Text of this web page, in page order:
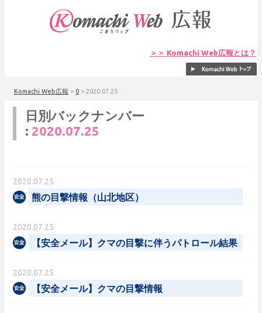
＞＞ Komachi Web広報とは？
Komachi Web広報 > 0 > 2020.07.25
日別バックナンバー
: 2020.07.25
2020.07.25
熊の目撃情報（山北地区）
2020.07.25
【安全メール】クマの目撃に伴うパトロール結果
2020.07.25
【安全メール】クマの目撃情報